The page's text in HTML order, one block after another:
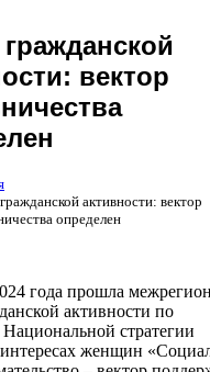
вектор
активности: вектор
определен
года прошла
активности по
стратегии
женщин